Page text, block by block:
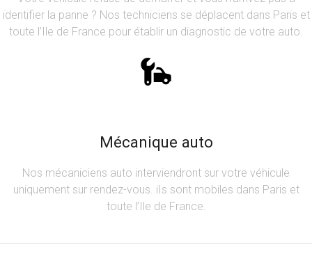
identifier la panne ? Nos techniciens se déplacent dans Paris et
toute l’Ile de France pour établir un diagnostic de votre auto.
Mécanique auto
Nos mécaniciens auto interviendront sur votre véhicule
uniquement sur rendez-vous. iIs sont mobiles dans Paris et
toute l’Ile de France.